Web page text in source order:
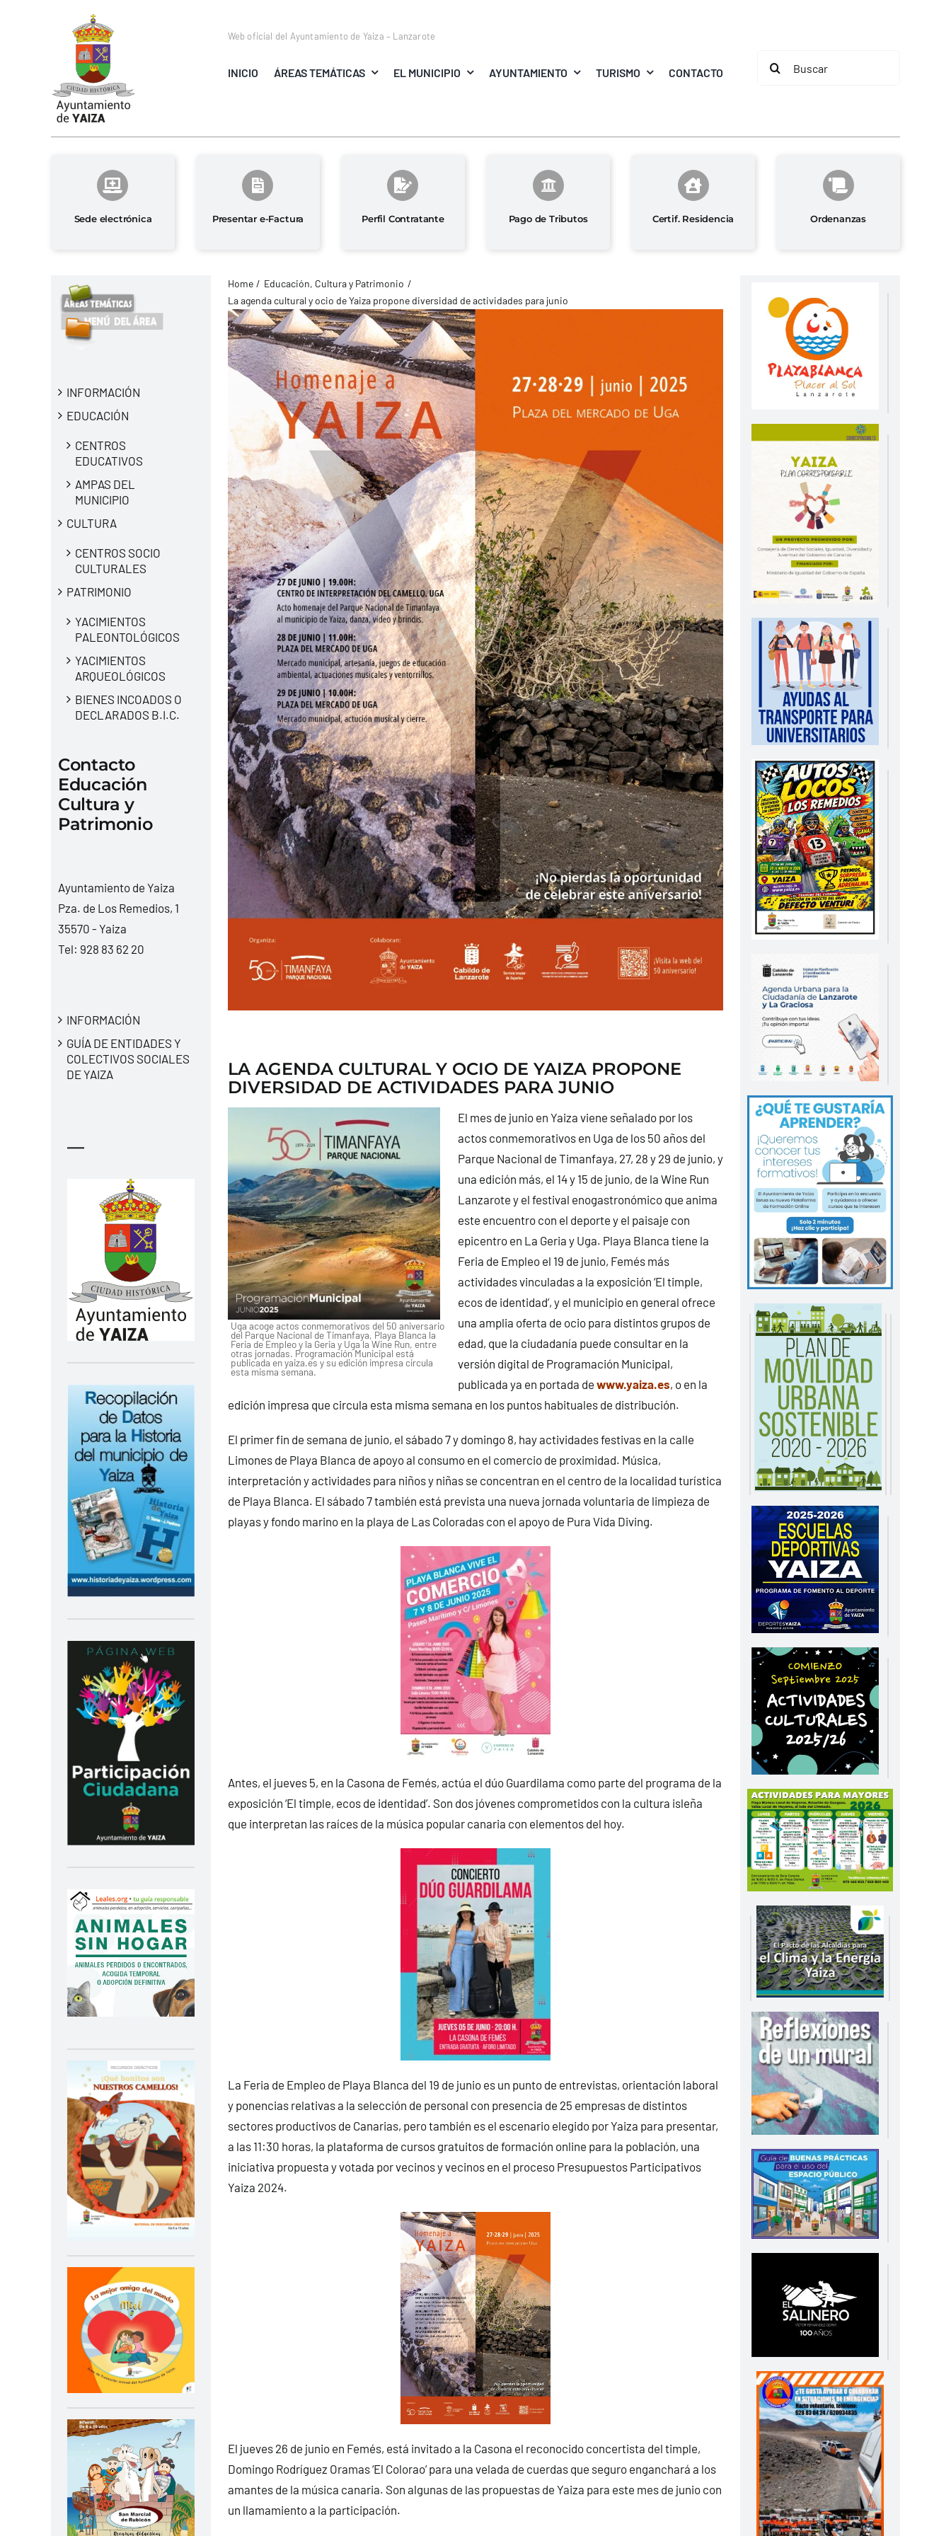
Web oficial del Ayuntamiento de Yaiza – Lanzarote
INICIO ÁREAS TEMÁTICAS EL MUNICIPIO AYUNTAMIENTO TURISMO CONTACTO
Buscar:
Sede electrónica Presentar e-Factura Perfil Contratante Pago de Tributos Certif. Residencia Ordenanzas
INFORMACIÓN
EDUCACIÓN
CENTROS
EDUCATIVOS
AMPAS DEL
MUNICIPIO
CULTURA
CENTROS SOCIO
CULTURALES
PATRIMONIO
YACIMIENTOS
PALEONTOLÓGICOS
YACIMIENTOS
ARQUEOLÓGICOS
BIENES INCOADOS O
DECLARADOS B.I.C.
Contacto
Educación
Cultura y
Patrimonio
Ayuntamiento de Yaiza
Pza. de Los Remedios, 1
35570 - Yaiza
Tel: 928 83 62 20
INFORMACIÓN
GUÍA DE ENTIDADES Y
COLECTIVOS SOCIALES
DE YAIZA
—
Home
Educación, Cultura y Patrimonio
La agenda cultural y ocio de Yaiza propone diversidad de actividades para junio
LA AGENDA CULTURAL Y OCIO DE YAIZA PROPONE
DIVERSIDAD DE ACTIVIDADES PARA JUNIO
Uga acoge actos conmemorativos del 50 aniversario
del Parque Nacional de Timanfaya, Playa Blanca la
Feria de Empleo y la Geria y Uga la Wine Run, entre
otras jornadas. Programación Municipal está
publicada en yaiza.es y su edición impresa circula
esta misma semana.
El mes de junio en Yaiza viene señalado por los
actos conmemorativos en Uga de los 50 años del
Parque Nacional de Timanfaya, 27, 28 y 29 de junio, y
una edición más, el 14 y 15 de junio, de la Wine Run
Lanzarote y el festival enogastronómico que anima
este encuentro con el deporte y el paisaje con
epicentro en La Geria y Uga. Playa Blanca tiene la
Feria de Empleo el 19 de junio, Femés más
actividades vinculadas a la exposición ‘El timple,
ecos de identidad’, y el municipio en general ofrece
una amplia oferta de ocio para distintos grupos de
edad, que la ciudadanía puede consultar en la
versión digital de Programación Municipal,
publicada ya en portada de www.yaiza.es, o en la
edición impresa que circula esta misma semana en los puntos habituales de distribución.
El primer fin de semana de junio, el sábado 7 y domingo 8, hay actividades festivas en la calle
Limones de Playa Blanca de apoyo al consumo en el comercio de proximidad. Música,
interpretación y actividades para niños y niñas se concentran en el centro de la localidad turística
de Playa Blanca. El sábado 7 también está prevista una nueva jornada voluntaria de limpieza de
playas y fondo marino en la playa de Las Coloradas con el apoyo de Pura Vida Diving.
Antes, el jueves 5, en la Casona de Femés, actúa el dúo Guardilama como parte del programa de la
exposición ‘El timple, ecos de identidad’. Son dos jóvenes comprometidos con la cultura isleña
que interpretan las raíces de la música popular canaria con elementos del hoy.
La Feria de Empleo de Playa Blanca del 19 de junio es un punto de entrevistas, orientación laboral
y ponencias relativas a la selección de personal con presencia de 25 empresas de distintos
sectores productivos de Canarias, pero también es el escenario elegido por Yaiza para presentar,
a las 11:30 horas, la plataforma de cursos gratuitos de formación online para la población, una
iniciativa propuesta y votada por vecinos y vecinos en el proceso Presupuestos Participativos
Yaiza 2024.
El jueves 26 de junio en Femés, está invitado a la Casona el reconocido concertista del timple,
Domingo Rodríguez Oramas ‘El Colorao’ para una velada de cuerdas que seguro enganchará a los
amantes de la música canaria. Son algunas de las propuestas de Yaiza para este mes de junio con
un llamamiento a la participación.